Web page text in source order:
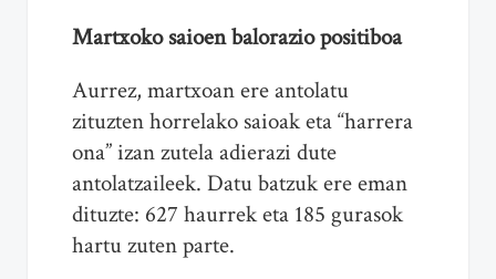
Martxoko saioen balorazio positiboa
Aurrez, martxoan ere antolatu
zituzten horrelako saioak eta “harrera
ona” izan zutela adierazi dute
antolatzaileek. Datu batzuk ere eman
dituzte: 627 haurrek eta 185 gurasok
hartu zuten parte.